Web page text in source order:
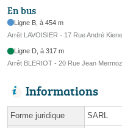
En bus
Ligne B, à 454 m
Arrêt LAVOISIER - 17 Rue André
Ligne D, à 317 m
Arrêt BLERIOT - 20 Rue Jean Mermoz
Informations
Forme juridique SARL